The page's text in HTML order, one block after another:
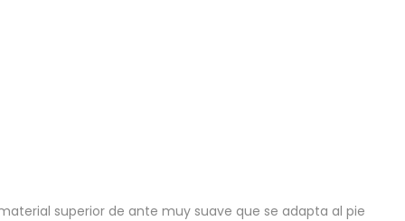
superior de ante muy suave que se adapta al pie